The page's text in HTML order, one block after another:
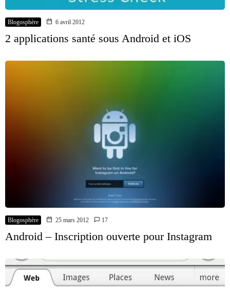
Blogosphère 6 avril 2012
2 applications santé sous Android et iOS
Blogosphère 25 mars 2012 17
Android – Inscription ouverte pour Instagram